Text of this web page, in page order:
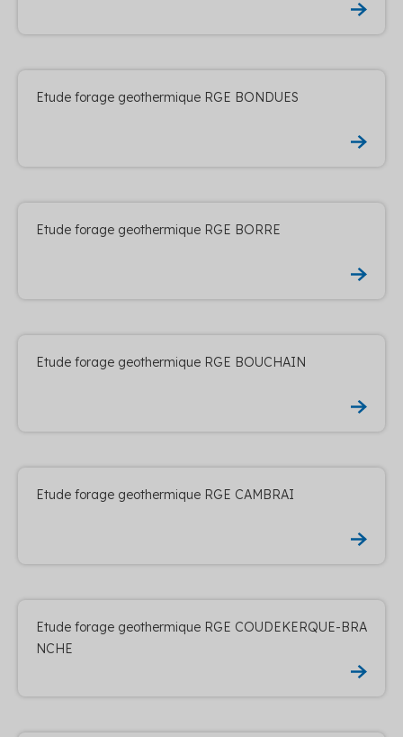
Etude forage geothermique RGE BONDUES
Etude forage geothermique RGE BORRE
Etude forage geothermique RGE BOUCHAIN
Etude forage geothermique RGE CAMBRAI
Etude forage geothermique RGE COUDEKERQUE-BRA
NCHE